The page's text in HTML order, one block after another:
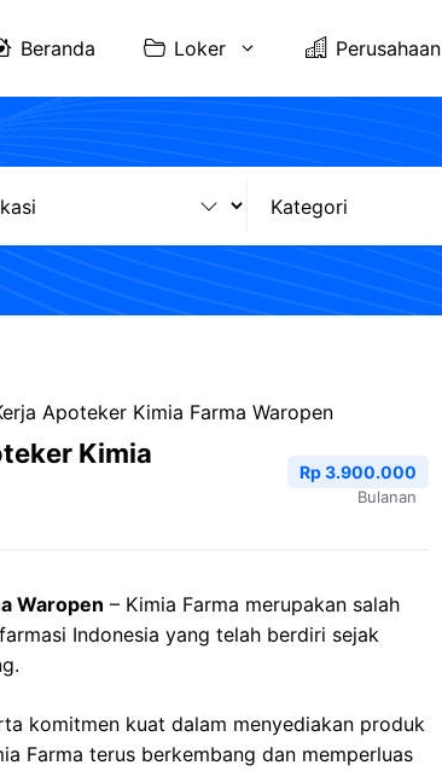
Beranda Loker Perusahaan
Apoteker Kimia Farma Waropen
Kimia
Rp 3.900.000
Bulanan
Waropen – Kimia Farma merupakan salah
Indonesia yang telah berdiri sejak
komitmen kuat dalam menyediakan produk
Farma terus berkembang dan memperluas